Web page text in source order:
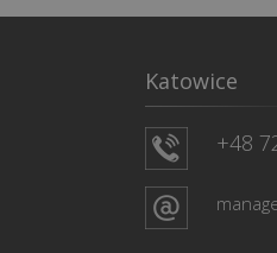
Katowice
+48